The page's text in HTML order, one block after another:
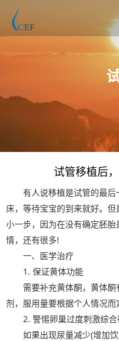
试管移植后
有人说移植是试管的最后
床，等待宝宝的到来就好。
小一步，因为在没有确定胚
情，还有很多!
一、医学治疗
1. 保证黄体功能
需要补充黄体酮，黄体酮
剂，服用量要根据个人情况而
2. 警惕卵巢过度刺激综合
如果出现尿量减少(增加饮